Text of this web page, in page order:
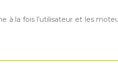
à la fois l’utilisateur et les